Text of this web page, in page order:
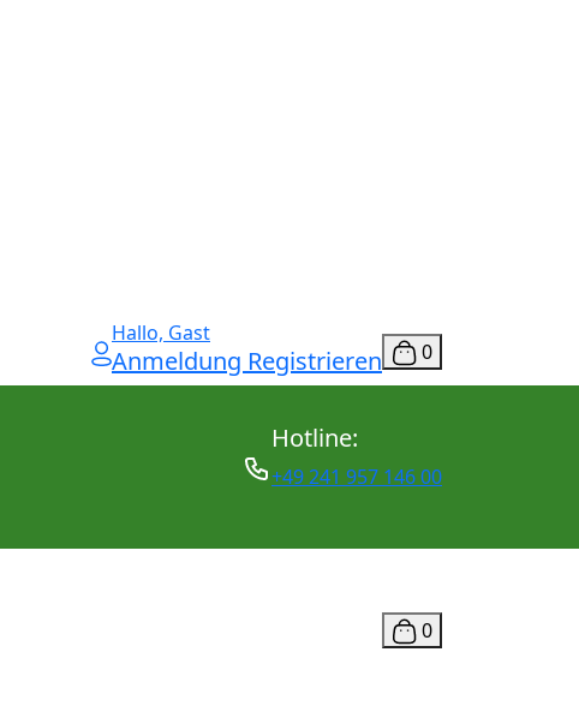
Hallo, Gast
Anmeldung Registrieren 0
Hotline:
+49 241 957 146 00
0